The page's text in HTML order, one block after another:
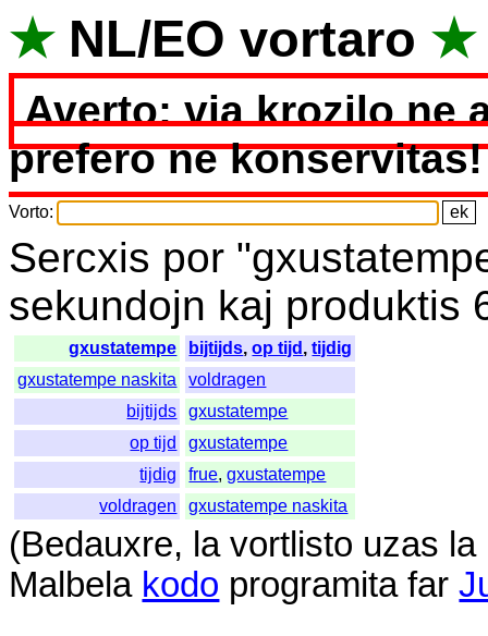
★ NL/EO vortaro ★
Averto: via krozilo ne
prefero ne konservitas!
Vorto:
Sercxis por "
sekundojn kaj produktis
gxustatempe bijtijds,op tijd ,tijdig
gxustatempe naskita
voldragen
bijtijds
gxustatempe
op tijd
gxustatempe
tijdig
frue,gxustatempe
voldragen
gxustatempe naskita
(Bedauxre, la vortlisto uzas la
Malbela kodo programita far